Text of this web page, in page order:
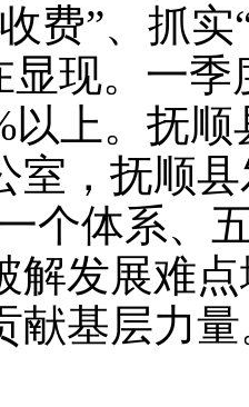
费”、抓
显现。一季
以上。抚
室，抚顺
个体系、
解发展难
献基层力量